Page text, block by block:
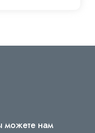
можете нам